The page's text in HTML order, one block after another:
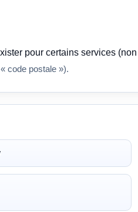
pour certains services
code postale »).